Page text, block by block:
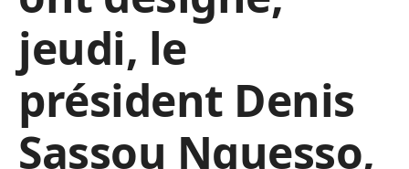
jeudi, le
président Denis
Sassou Nguesso,